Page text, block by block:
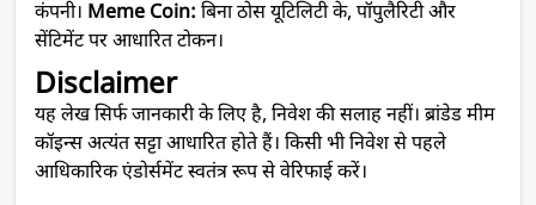
कंपनी। Meme Coin: बिना ठोस यूटिलिटी के, पॉपुलैरिटी और
सेंटिमेंट पर आधारित टोकन।
Disclaimer
यह लेख सिर्फ जानकारी के लिए है, निवेश की सलाह नहीं। ब्रांडेड मीम
कॉइन्स अत्यंत सट्टा आधारित होते हैं। किसी भी निवेश से पहले
आधिकारिक एंडोर्समेंट स्वतंत्र रूप से वेरिफाई करें।